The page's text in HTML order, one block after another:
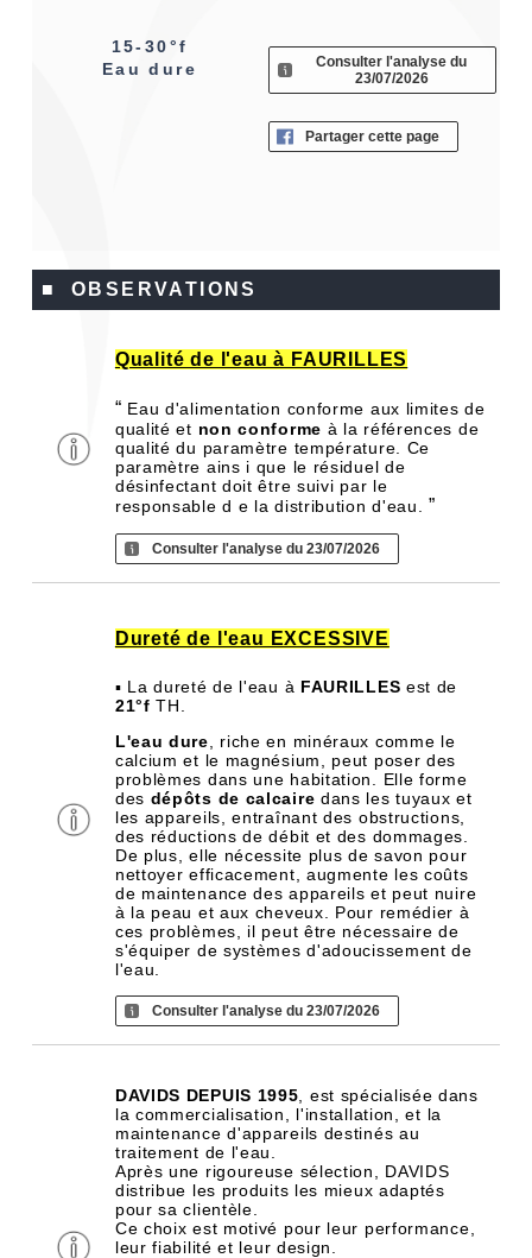
15-30°f
Eau dure
Consulter l'analyse du
23/07/2026
Partager cette page
■ OBSERVATIONS
Qualité de l'eau à FAURILLES
“ Eau d'alimentation conforme aux limites de
qualité et non conforme à la références de
qualité du paramètre température. Ce
paramètre ains i que le résiduel de
désinfectant doit être suivi par le
responsable d e la distribution d'eau.”
Consulter l'analyse du 23/07/2026
Dureté de l'eau EXCESSIVE
▪ La dureté de l'eau à FAURILLES est de
21°f TH.
L'eau dure , riche en minéraux comme le
calcium et le magnésium, peut poser des
problèmes dans une habitation. Elle forme
des dépôts de calcaire dans les tuyaux et
les appareils, entraînant des obstructions,
des réductions de débit et des dommages.
De plus, elle nécessite plus de savon pour
nettoyer efficacement, augmente les coûts
de maintenance des appareils et peut nuire
à la peau et aux cheveux. Pour remédier à
ces problèmes, il peut être nécessaire de
s'équiper de systèmes d'adoucissement de
l'eau.
Consulter l'analyse du 23/07/2026
DAVIDS DEPUIS 1995 , est spécialisée dans
la commercialisation, l'installation, et la
maintenance d'appareils destinés au
traitement de l'eau.
Après une rigoureuse sélection, DAVIDS
distribue les produits les mieux adaptés
pour sa clientèle.
Ce choix est motivé pour leur performance,
leur fiabilité et leur design.